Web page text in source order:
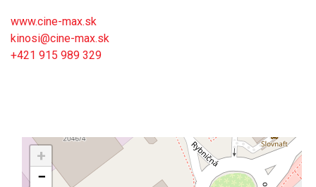
www.cine-max.sk
kinosi@cine-max.sk
+421 915 989 329
+
−